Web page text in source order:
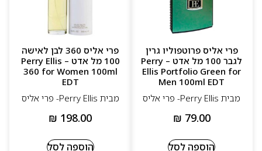
פרי אליס פרוטפוליו גרין
לגבר 100 מל אדט – Perry
Ellis Portfolio Green for
Men 100ml EDT
מבית Perry Ellis- פרי אליס
₪ 79.00
הוספה לסל
פרי אליס 360 לבן לאישה
100 מל אדט – Perry Ellis
360 for Women 100ml
EDT
מבית Perry Ellis- פרי אליס
₪ 198.00
הוספה לסל